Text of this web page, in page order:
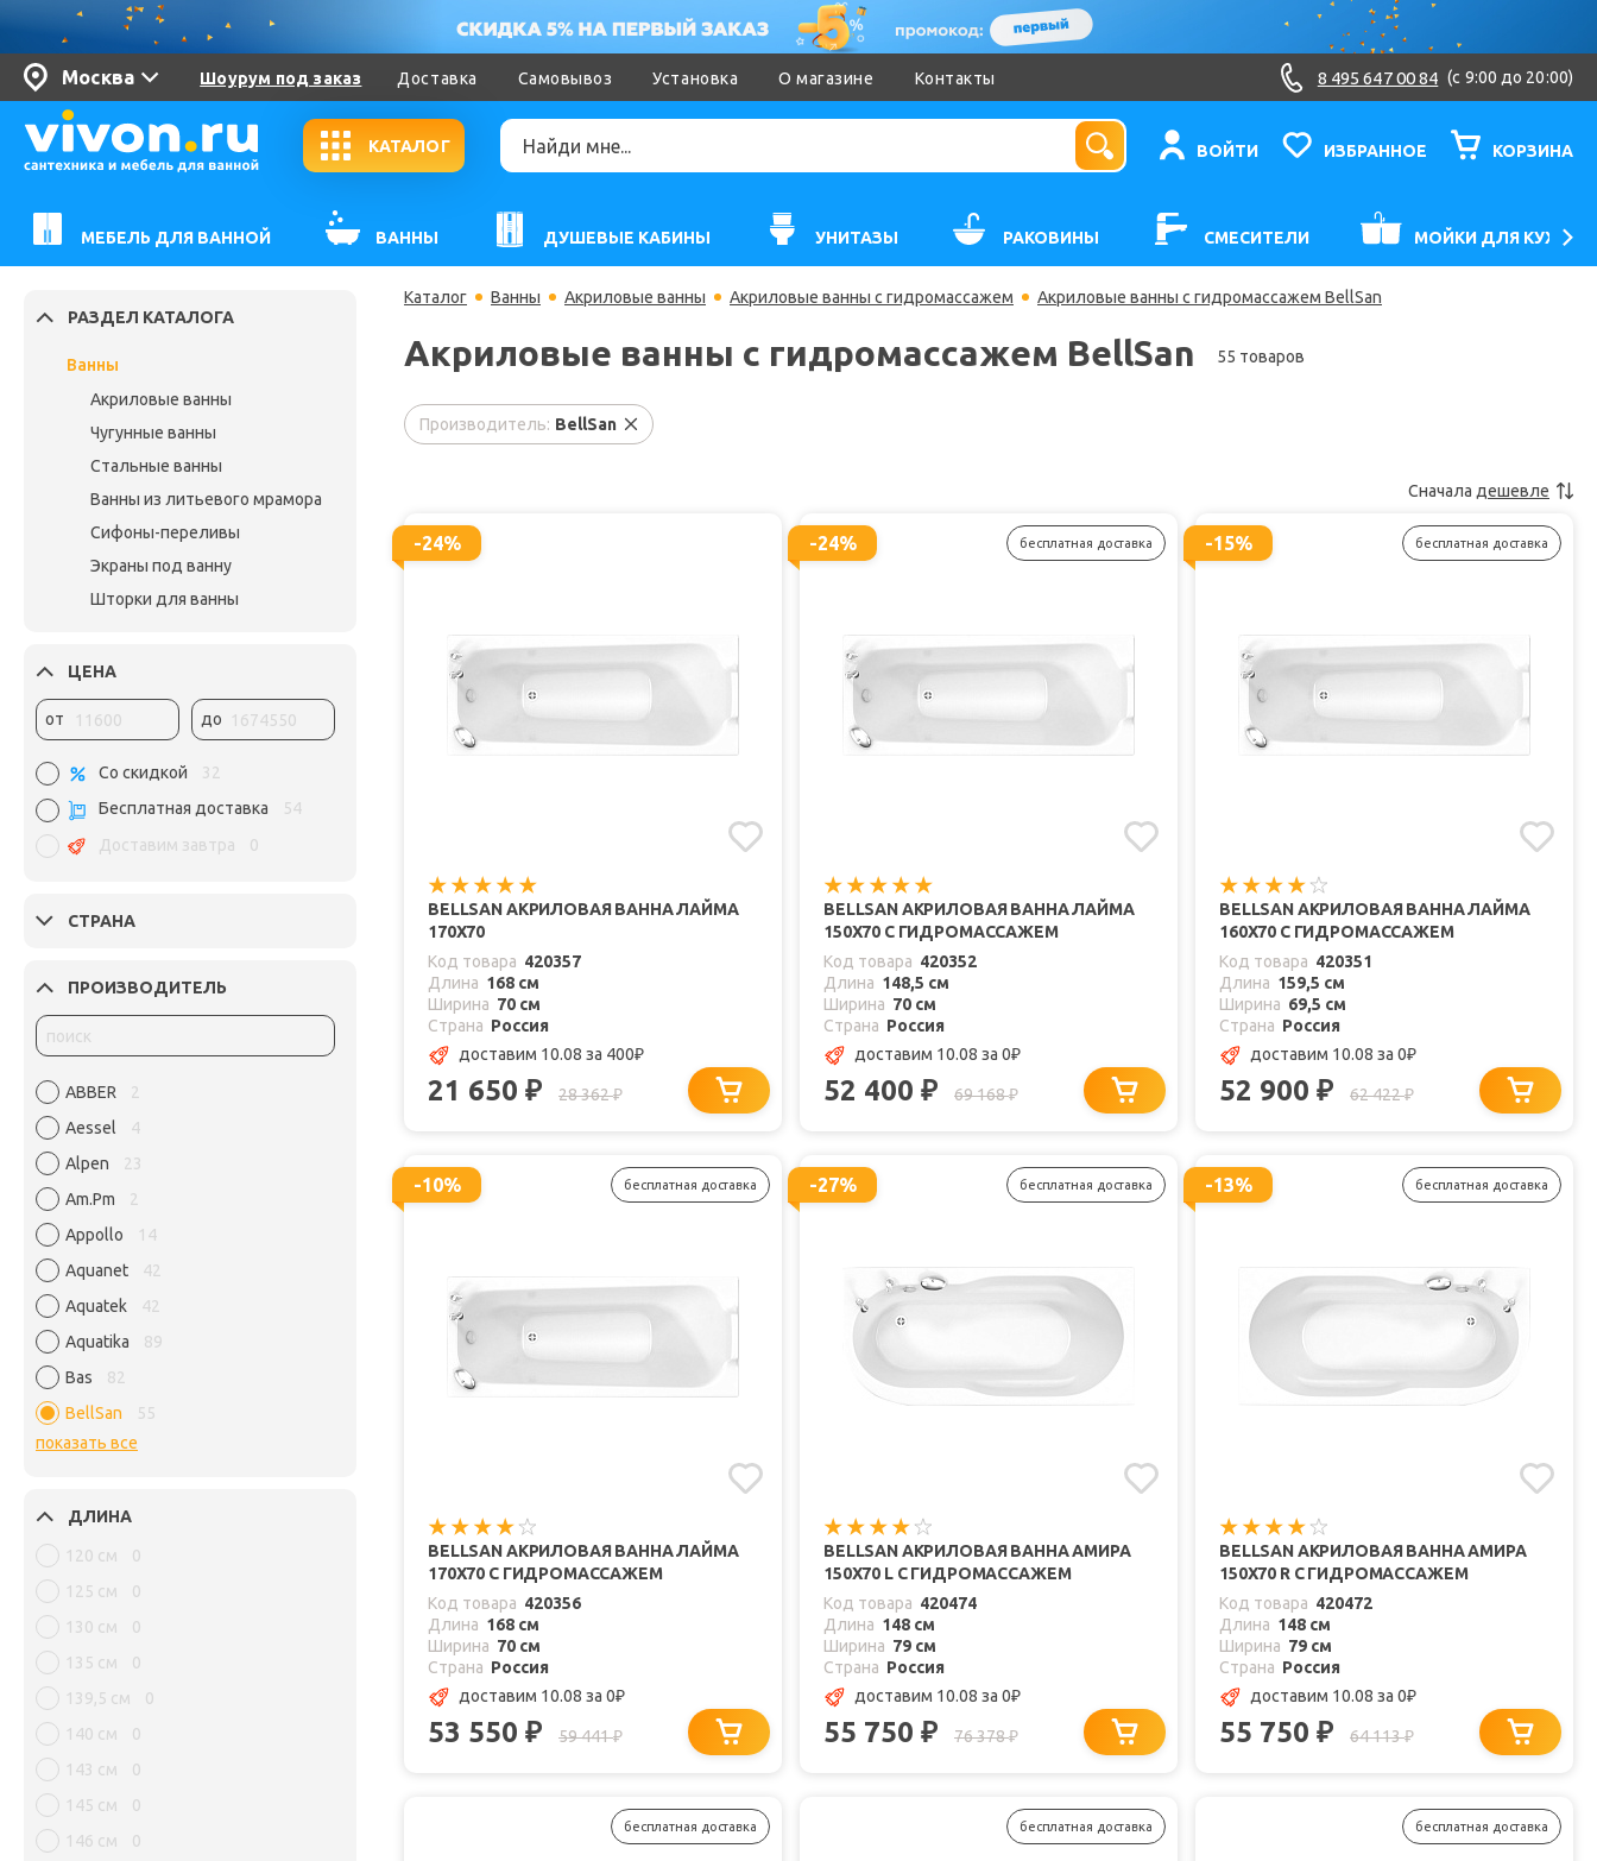
Москва Шоурум под заказ Доставка Самовывоз Установка О магазине Контакты 8 495 647 00 84 (c 9:00 до 20:00)
КАТАЛОГ ВОЙТИ ИЗБРАННОЕ КОРЗИНА
МЕБЕЛЬ ДЛЯ ВАННОЙ ВАННЫ ДУШЕВЫЕ КАБИНЫ УНИТАЗЫ РАКОВИНЫ СМЕСИТЕЛИ МОЙКИ ДЛЯ КУХНИ
РАЗДЕЛ КАТАЛОГА
Ванны
Акриловые ванны
Чугунные ванны
Стальные ванны
Ванны из литьевого мрамора
Сифоны-переливы
Экраны под ванну
Шторки для ванны
ЦЕНА
от до
Со скидкой
32
Бесплатная доставка
54
Доставим завтра
0
СТРАНА
ПРОИЗВОДИТЕЛЬ
ABBER
2
Aessel
4
Alpen
23
Am.Pm
2
Appollo
14
Aquanet
42
Aquatek
42
Aquatika
89
Bas
82
BellSan
55
показать все
ДЛИНА
120 см
0
125 см
0
130 см
0
135 см
0
139,5 см
0
140 см
0
143 см
0
145 см
0
146 см
0
Каталог Ванны Акриловые ванны Акриловые ванны с гидромассажем Акриловые ванны с гидромассажем BellSan
Акриловые ванны с гидромассажем BellSan 55 товаров
Производитель: BellSan
Сначала дешевле
-24%
BELLSAN АКРИЛОВАЯ ВАННА ЛАЙМА
170X70
Код товара 420357
Длина 168 см
Ширина 70 см
Страна Россия
доставим 10.08 за 400₽
21 650 ₽ 28 362₽
-24% бесплатная доставка
BELLSAN АКРИЛОВАЯ ВАННА ЛАЙМА
150X70 С ГИДРОМАССАЖЕМ
Код товара 420352
Длина 148,5 см
Ширина 70 см
Страна Россия
доставим 10.08 за 0₽
52 400 ₽ 69 168₽
-15% бесплатная доставка
BELLSAN АКРИЛОВАЯ ВАННА ЛАЙМА
160X70 С ГИДРОМАССАЖЕМ
Код товара 420351
Длина 159,5 см
Ширина 69,5 см
Страна Россия
доставим 10.08 за 0₽
52 900 ₽ 62 422₽
-10% бесплатная доставка
BELLSAN АКРИЛОВАЯ ВАННА ЛАЙМА
170X70 С ГИДРОМАССАЖЕМ
Код товара 420356
Длина 168 см
Ширина 70 см
Страна Россия
доставим 10.08 за 0₽
53 550 ₽ 59 441₽
-27% бесплатная доставка
BELLSAN АКРИЛОВАЯ ВАННА АМИРА
150X70 L С ГИДРОМАССАЖЕМ
Код товара 420474
Длина 148 см
Ширина 79 см
Страна Россия
доставим 10.08 за 0₽
55 750 ₽ 76 378₽
-13% бесплатная доставка
BELLSAN АКРИЛОВАЯ ВАННА АМИРА
150X70 R С ГИДРОМАССАЖЕМ
Код товара 420472
Длина 148 см
Ширина 79 см
Страна Россия
доставим 10.08 за 0₽
55 750 ₽ 64 113₽
бесплатная доставка бесплатная доставка бесплатная доставка